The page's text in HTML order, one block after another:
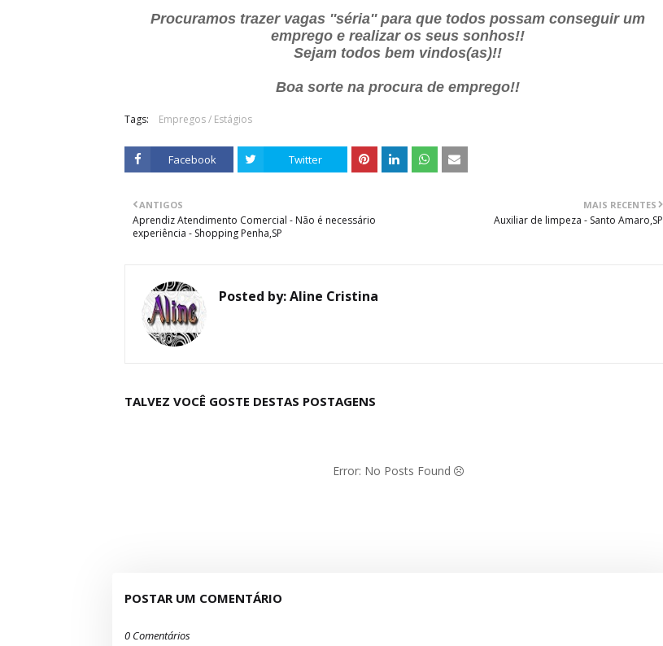
Procuramos trazer vagas ''séria'' para que todos possam conseguir um
emprego e realizar os seus sonhos!!
Sejam todos bem vindos(as)!!
Boa sorte na procura de emprego!!
Tags: Empregos / Estágios
Facebook Twitter
MAIS RECENTES
Auxiliar de limpeza - Santo Amaro,SP
ANTIGOS
Aprendiz Atendimento Comercial - Não é necessário
experiência - Shopping Penha,SP
Posted by:Aline Cristina
TALVEZ VOCÊ GOSTE DESTAS POSTAGENS
Error: No Posts Found
POSTAR UM COMENTÁRIO
0 Comentários